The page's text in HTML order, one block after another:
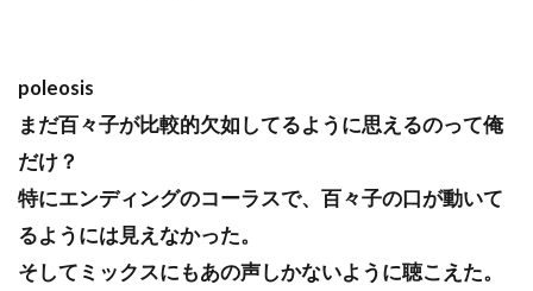
poleosis
まだ百々子が比較的欠如してるように思えるのって俺
だけ？
特にエンディングのコーラスで、百々子の口が動いて
るようには見えなかった。
そしてミックスにもあの声しかないように聴こえた。